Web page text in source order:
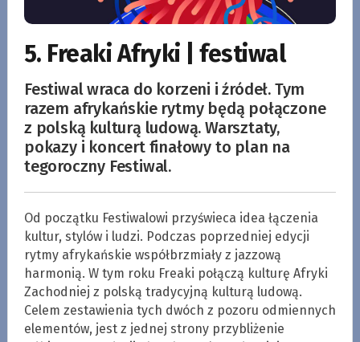
5. Freaki Afryki | festiwal
Festiwal wraca do korzeni i źródeł. Tym
razem afrykańskie rytmy będą połączone
z polską kulturą ludową. Warsztaty,
pokazy i koncert finałowy to plan na
tegoroczny Festiwal.
Od początku Festiwalowi przyświeca idea łączenia
kultur, stylów i ludzi. Podczas poprzedniej edycji
rytmy afrykańskie współbrzmiały z jazzową
harmonią. W tym roku Freaki połączą kulturę Afryki
Zachodniej z polską tradycyjną kulturą ludową.
Celem zestawienia tych dwóch z pozoru odmiennych
elementów, jest z jednej strony przybliżenie